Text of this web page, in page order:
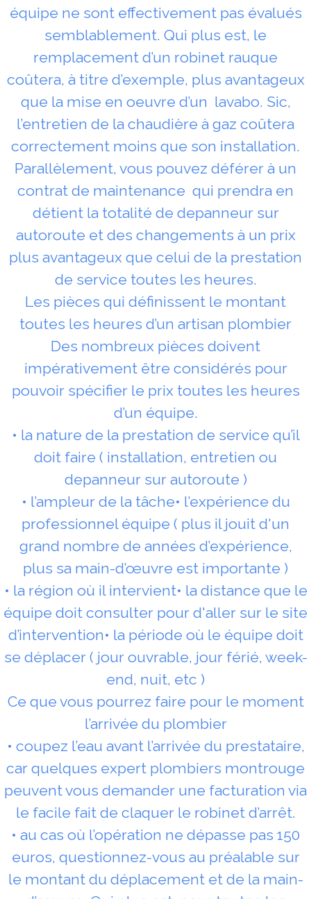
équipe ne sont effectivement pas évalués
semblablement. Qui plus est, le
remplacement d’un robinet rauque
coûtera, à titre d’exemple, plus avantageux
que la mise en oeuvre d’un lavabo. Sic,
l’entretien de la chaudière à gaz coûtera
correctement moins que son installation.
Parallèlement, vous pouvez déférer à un
contrat de maintenance qui prendra en
détient la totalité de depanneur sur
autoroute et des changements à un prix
plus avantageux que celui de la prestation
de service toutes les heures.
Les pièces qui définissent le montant
toutes les heures d’un artisan plombier
Des nombreux pièces doivent
impérativement être considérés pour
pouvoir spécifier le prix toutes les heures
d’un équipe.
• la nature de la prestation de service qu’il
doit faire ( installation, entretien ou
depanneur sur autoroute )
• l’ampleur de la tâche• l’expérience du
professionnel équipe ( plus il jouit d'un
grand nombre de années d’expérience,
plus sa main-d’œuvre est importante )
• la région où il intervient• la distance que le
équipe doit consulter pour d'aller sur le site
d’intervention• la période où le équipe doit
se déplacer ( jour ouvrable, jour férié, week-
end, nuit, etc )
Ce que vous pourrez faire pour le moment
l’arrivée du plombier
• coupez l’eau avant l’arrivée du prestataire,
car quelques expert plombiers montrouge
peuvent vous demander une facturation via
le facile fait de claquer le robinet d’arrêt.
• au cas où l’opération ne dépasse pas 150
euros, questionnez-vous au préalable sur
le montant du déplacement et de la main-